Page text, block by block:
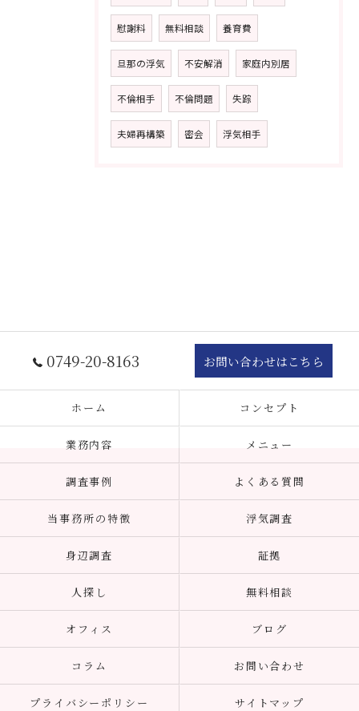
慰謝料 無料相談 養育費
旦那の浮気 不安解消 家庭内別居
不倫相手 不倫問題 失踪
夫婦再構築 密会 浮気相手
0749-20-8163 お問い合わせはこちら
ホーム コンセプト
業務内容 メニュー
調査事例 よくある質問
当事務所の特徴 浮気調査
身辺調査 証拠
人探し 無料相談
オフィス ブログ
コラム お問い合わせ
プライバシーポリシー サイトマップ